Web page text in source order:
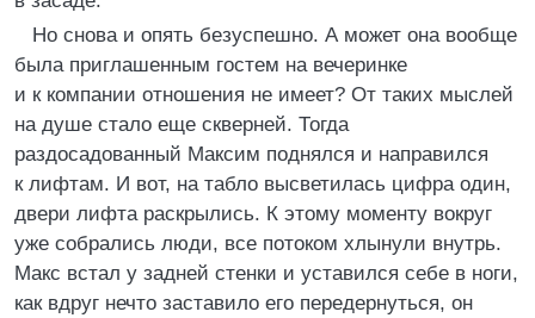
Но снова и опять безуспешно. А может она вообще
была приглашенным гостем на вечеринке
и к компании отношения не имеет? От таких мыслей
на душе стало еще скверней. Тогда
раздосадованный Максим поднялся и направился
к лифтам. И вот, на табло высветилась цифра один,
двери лифта раскрылись. К этому моменту вокруг
уже собрались люди, все потоком хлынули внутрь.
Макс встал у задней стенки и уставился себе в ноги,
как вдруг нечто заставило его передернуться, он